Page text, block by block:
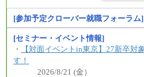
[参加予定クローバー就職フォーラム]
[セミナー・イベント情報]
・
【対面イベントin東京】27新卒対
す！
2026/8/21 (金）